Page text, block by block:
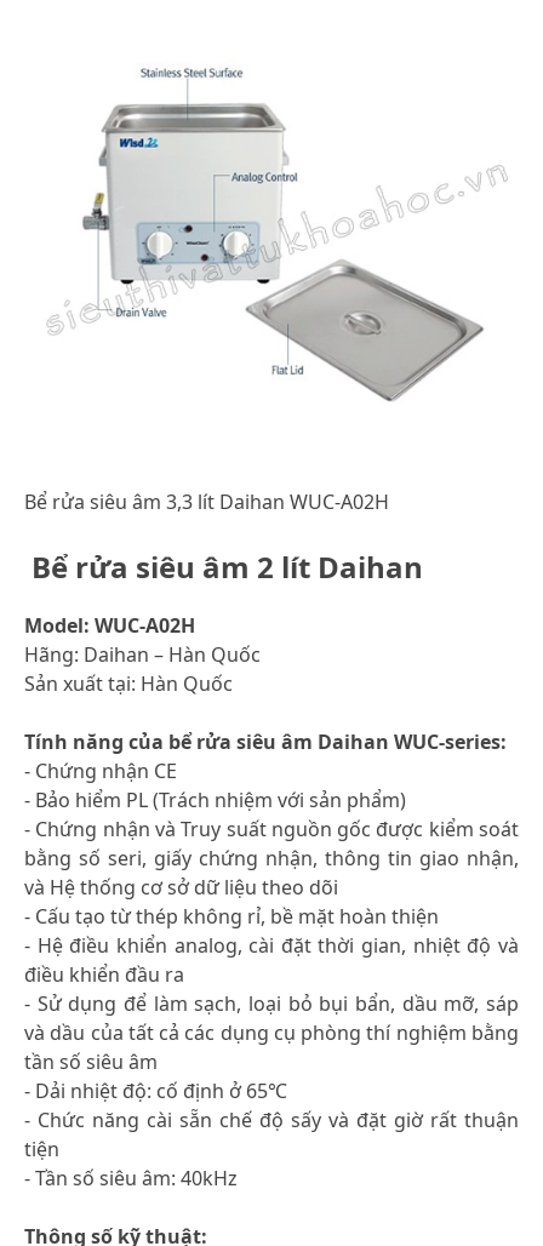
Bể rửa siêu âm 3,3 lít Daihan WUC-A02H
Bể rửa siêu âm 2 lít Daihan
Model: WUC-A02H
Hãng: Daihan – Hàn Quốc
Sản xuất tại: Hàn Quốc
Tính năng của bể rửa siêu âm Daihan WUC-series:
- Chứng nhận CE
- Bảo hiểm PL (Trách nhiệm với sản phẩm)
- Chứng nhận và Truy suất nguồn gốc được kiểm soát
bằng số seri, giấy chứng nhận, thông tin giao nhận,
và Hệ thống cơ sở dữ liệu theo dõi
- Cấu tạo từ thép không rỉ, bề mặt hoàn thiện
- Hệ điều khiển analog, cài đặt thời gian, nhiệt độ và
điều khiển đầu ra
- Sử dụng để làm sạch, loại bỏ bụi bẩn, dầu mỡ, sáp
và dầu của tất cả các dụng cụ phòng thí nghiệm bằng
tần số siêu âm
- Dải nhiệt độ: cố định ở 65℃
- Chức năng cài sẵn chế độ sấy và đặt giờ rất thuận
tiện
- Tần số siêu âm: 40kHz
Thông số kỹ thuật: